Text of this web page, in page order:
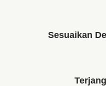
Sesuaikan